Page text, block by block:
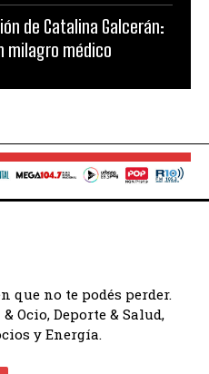
de Catalina Galcerán:
milagro médico
que no te podés perder.
Ocio, Deporte & Salud,
y Energía.